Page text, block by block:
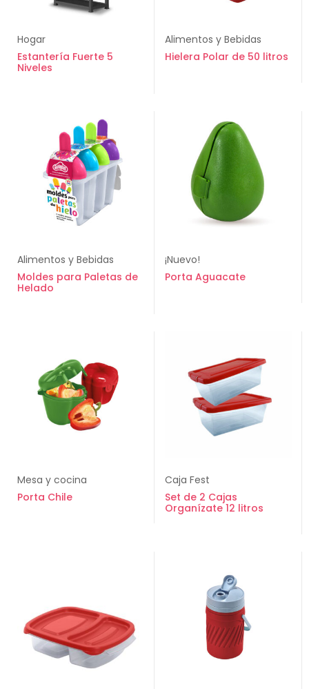
Hogar
Estantería Fuerte 5
Niveles
Alimentos y Bebidas
Hielera Polar de 50 litros
Alimentos y Bebidas
Moldes para Paletas de
Helado
¡Nuevo!
Porta Aguacate
Mesa y cocina
Porta Chile
Caja Fest
Set de 2 Cajas
Organízate 12 litros